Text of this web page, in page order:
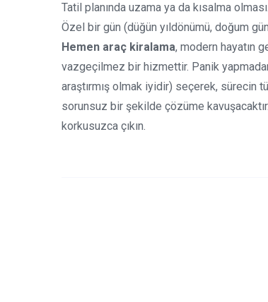
Tatil planında uzama ya da kısalma olması.
Özel bir gün (düğün yıldönümü, doğum
Hemen araç kiralama, modern hayatın
vazgeçilmez bir hizmettir. Panik
araştırmış olmak iyidir) seçerek, sürecin
sorunsuz bir şekilde çözüme
korkusuzca çıkın.